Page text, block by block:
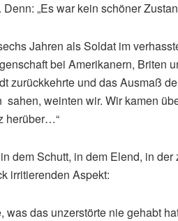
Denn: „Es war kein schöner
Jahren als Soldat im
bei Amerikanern, Briten
zurückkehrte und das Ausmaß
sahen, weinten wir. Wir kamen
herüber…“
dem Schutt, in dem Elend, in
irritierenden Aspekt:
was das unzerstörte nie gehabt